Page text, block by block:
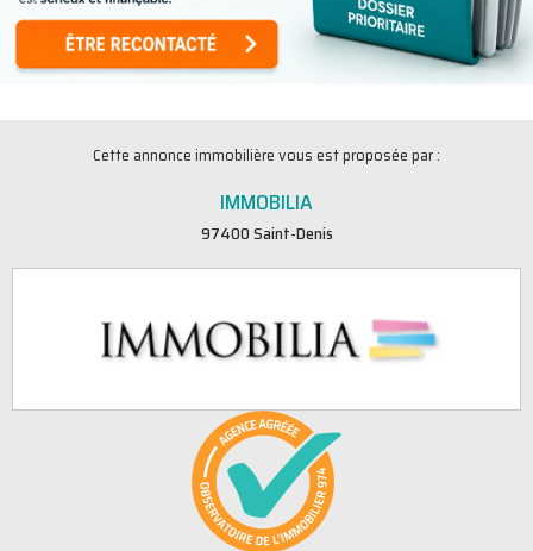
Cette annonce immobilière vous est proposée par :
IMMOBILIA
97400 Saint-Denis